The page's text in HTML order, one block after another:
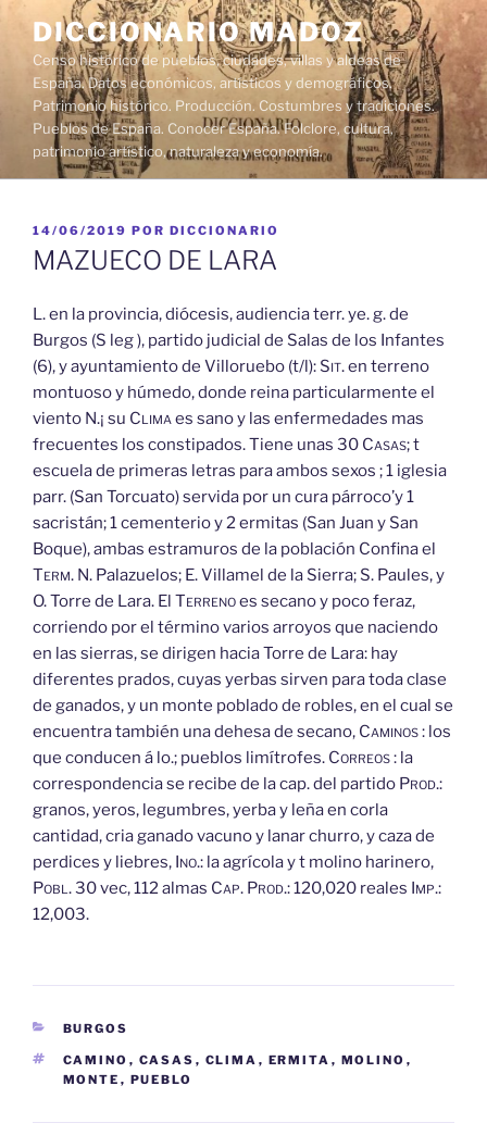
contenido
DICCIONARIO MADOZ
Censo histórico de pueblos, ciudades, villas y aldeas de
España. Datos económicos, artísticos y demográficos.
Patrimonio histórico. Producción. Costumbres y tradiciones.
Pueblos de España. Conocer España. Folclore, cultura,
patrimonio artístico, naturaleza y economía.
PUBLICADO
EL
14/06/2019 POR DICCIONARIO
MAZUECO DE LARA
L. en la provincia, diócesis, audiencia terr. ye. g. de
Burgos (S leg ), partido judicial de Salas de los Infantes
(6), y ayuntamiento de Villoruebo (t/l): Sit.en terreno
montuoso y húmedo, donde reina particularmente el
viento N.¡ su Climaes sano y las enfermedades mas
frecuentes los constipados. Tiene unas 30 Casas;t
escuela de primeras letras para ambos sexos ; 1 iglesia
parr. (San Torcuato) servida por un cura párroco’y 1
sacristán; 1 cementerio y 2 ermitas (San Juan y San
Boque), ambas estramuros de la población Confina el
Term. N. Palazuelos; E. Villamel de la Sierra; S. Paules, y
O. Torre de Lara. El Terrenoes secano y poco feraz,
corriendo por el término varios arroyos que naciendo
en las sierras, se dirigen hacia Torre de Lara: hay
diferentes prados, cuyas yerbas sirven para toda clase
de ganados, y un monte poblado de robles, en el cual se
encuentra también una dehesa de secano, Caminos: los
que conducen á lo.; pueblos limítrofes. Correos: la
correspondencia se recibe de la cap. del partido Prod.:
granos, yeros, legumbres, yerba y leña en corla
cantidad, cria ganado vacuno y lanar churro, y caza de
perdices y liebres, Ino.: la agrícola y t molino harinero,
Pobl.30 vec, 112 almas Cap. Prod.:120,020 reales Imp.:
12,003.
CATEGORÍAS
BURGOS
ETIQUETAS
CAMINO , CASAS , CLIMA , ERMITA , MOLINO ,
MONTE , PUEBLO